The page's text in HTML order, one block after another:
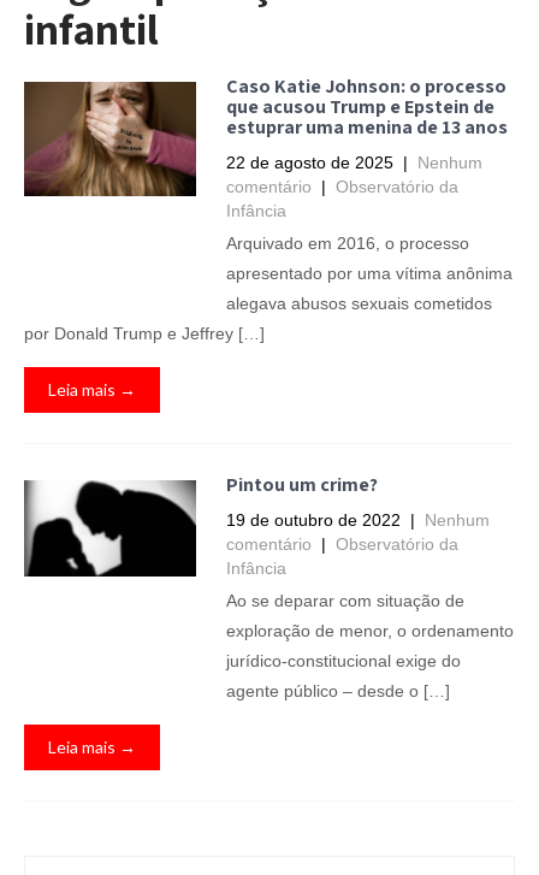
infantil
Caso Katie Johnson: o processo
que acusou Trump e Epstein de
estuprar uma menina de 13 anos
22 de agosto de 2025 | Nenhum
comentário
| Observatório da
Infância
Arquivado em 2016, o processo
apresentado por uma vítima anônima
alegava abusos sexuais cometidos
por Donald Trump e Jeffrey […]
Leia mais →
Pintou um crime?
19 de outubro de 2022 | Nenhum
comentário
| Observatório da
Infância
Ao se deparar com situação de
exploração de menor, o ordenamento
jurídico-constitucional exige do
agente público – desde o […]
Leia mais →